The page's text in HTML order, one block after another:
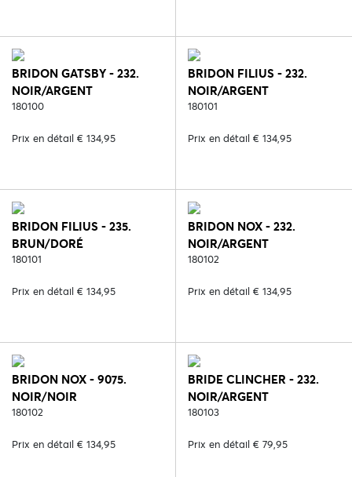
BRIDON GATSBY - 232.
NOIR/ARGENT
180100
Prix en détail € 134,95
BRIDON FILIUS - 232.
NOIR/ARGENT
180101
Prix en détail € 134,95
BRIDON FILIUS - 235.
BRUN/DORÉ
180101
Prix en détail € 134,95
BRIDON NOX - 232.
NOIR/ARGENT
180102
Prix en détail € 134,95
BRIDON NOX - 9075.
NOIR/NOIR
180102
Prix en détail € 134,95
BRIDE CLINCHER - 232.
NOIR/ARGENT
180103
Prix en détail € 79,95